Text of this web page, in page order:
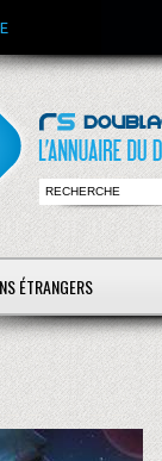
ÉTRANGERS